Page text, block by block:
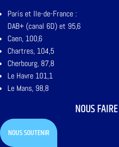
Paris et Ile-de-France :
DAB+ (canal 6D) et 95,6
Caen, 100,6
Chartres, 104,5
Cherbourg, 87,8
Le Havre 101,1
Le Mans, 98,8
NOUS
NOUS SOUTENIR